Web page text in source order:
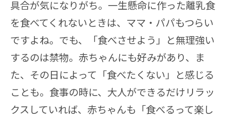
具合が気になりがち。一生懸命に作った離乳食
を食べてくれないときは、ママ・パパもつらい
ですよね。でも、「食べさせよう」と無理強い
するのは禁物。赤ちゃんにも好みがあり、ま
た、その日によって「食べたくない」と感じる
ことも。食事の時に、大人ができるだけリラッ
クスしていれば、赤ちゃんも「食べるって楽し